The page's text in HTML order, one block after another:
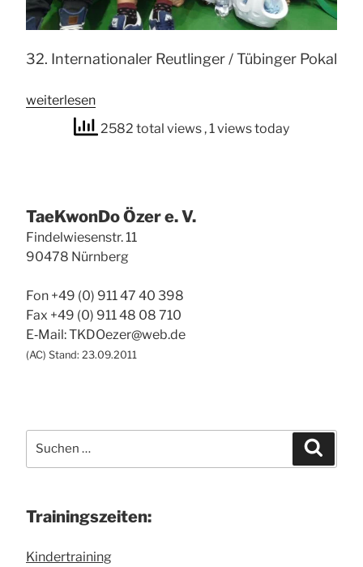
32. Inter­na­tio­na­ler Reut­lin­ger / Tübin­ger Pokal
„Cretì
wei­ter­le­sen
2582 total views , 1 views today
Tae­Kwon­Do Özer e. V.
Fin­del­wie­sen­str. 11
90478 Nürn­berg
Fon +49 (0) 911 47 40 398
Fax +49 (0) 911 48 08 710
E‑Mail: TKDOezer@web.de
(AC) Stand: 23.09.2011
nach:
Trai­nings­zei­ten:
Kin­der­trai­ning